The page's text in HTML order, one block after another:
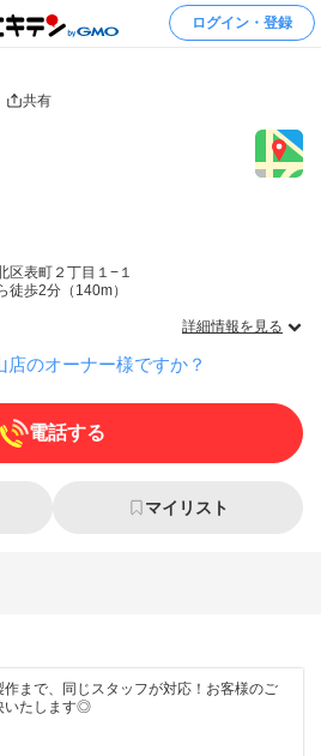
ログイン・登録
共有
区表町２丁目１−１
徒歩2分（140m）
詳細情報を見る
のオーナー様ですか？
電話する
マイリスト
まで、同じスタッフが対応！お客様のご
いたします◎